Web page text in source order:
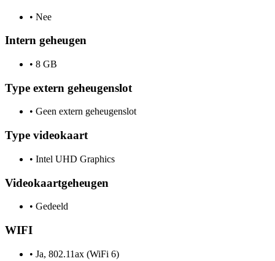
• Nee
Intern geheugen
• 8 GB
Type extern geheugenslot
• Geen extern geheugenslot
Type videokaart
• Intel UHD Graphics
Videokaartgeheugen
• Gedeeld
WIFI
• Ja, 802.11ax (WiFi 6)